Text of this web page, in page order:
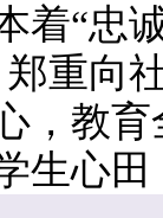
“忠诚
重向
，教
生心